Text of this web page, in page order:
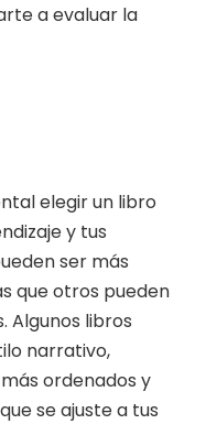
a evaluar la
elegir un libro
y tus
ser más
que otros pueden
Algunos libros
narrativo,
ordenados y
se ajuste a tus